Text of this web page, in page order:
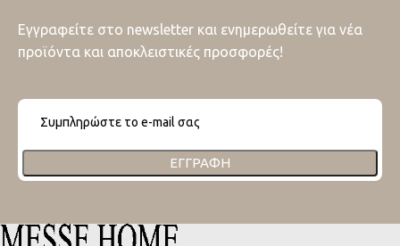
Εγγραφείτε στο newsletter και ενημερωθείτε για νέα
προϊόντα και αποκλειστικές προσφορές!
ΕΓΓΡΑΦΉ